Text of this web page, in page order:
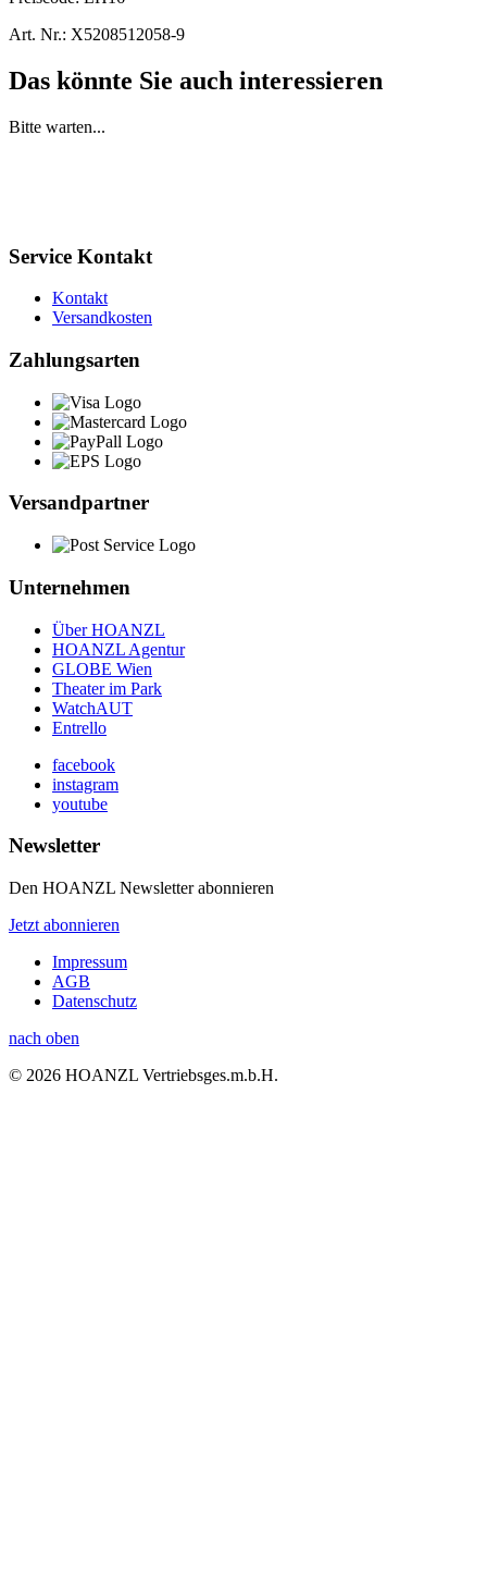
Art. Nr.: X5208512058-9
Das könnte Sie auch interessieren
Bitte warten...
Service Kontakt
Kontakt
Versandkosten
Zahlungsarten
Versandpartner
Unternehmen
Über HOANZL
HOANZL Agentur
GLOBE Wien
Theater im Park
WatchAUT
Entrello
facebook
instagram
youtube
Newsletter
Den HOANZL Newsletter abonnieren
Jetzt abonnieren
Impressum
AGB
Datenschutz
nach oben
© 2026 HOANZL Vertriebsges.m.b.H.